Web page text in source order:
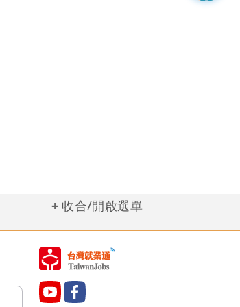
收合/開啟選單